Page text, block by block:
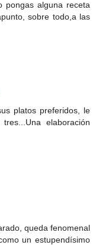
pongas alguna receta
sobre todo,a las
platos preferidos, le
elaboración
queda fenomenal
un estupendísimo